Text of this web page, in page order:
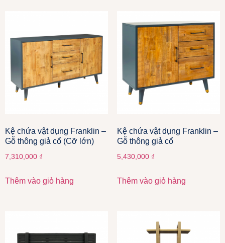
Kệ chứa vật dụng Franklin –
Gỗ thông giả cổ (Cỡ lớn)
7,310,000 ₫
Thêm vào giỏ hàng
Kệ chứa vật dụng Franklin –
Gỗ thông giả cổ
5,430,000 ₫
Thêm vào giỏ hàng